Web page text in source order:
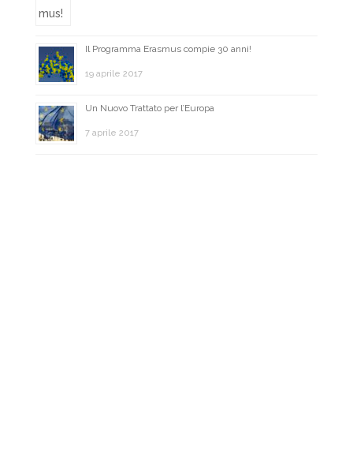
Il Programma Erasmus compie 30 anni!
19 aprile 2017
Un Nuovo Trattato per l’Europa
7 aprile 2017